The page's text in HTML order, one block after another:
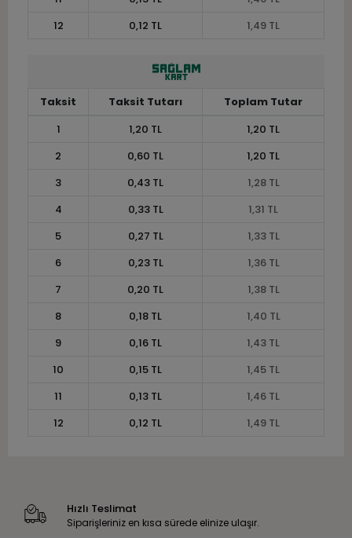
12
0,12 TL 1,49 TL
Taksit Taksit Tutarı
Toplam Tutar
1
1,20 TL
1,20 TL
2
0,60 TL
1,20 TL
3
0,43 TL
1,28 TL
4
0,33 TL
1,31 TL
5
0,27 TL
1,33 TL
6
0,23 TL
1,36 TL
7
0,20 TL
1,38 TL
8
0,18 TL
1,40 TL
9
0,16 TL
1,43 TL
10
0,15 TL
1,45 TL
11
0,13 TL
1,46 TL
12
0,12 TL 1,49 TL
Hızlı Teslimat
Siparişleriniz en kısa sürede elinize ulaşır.